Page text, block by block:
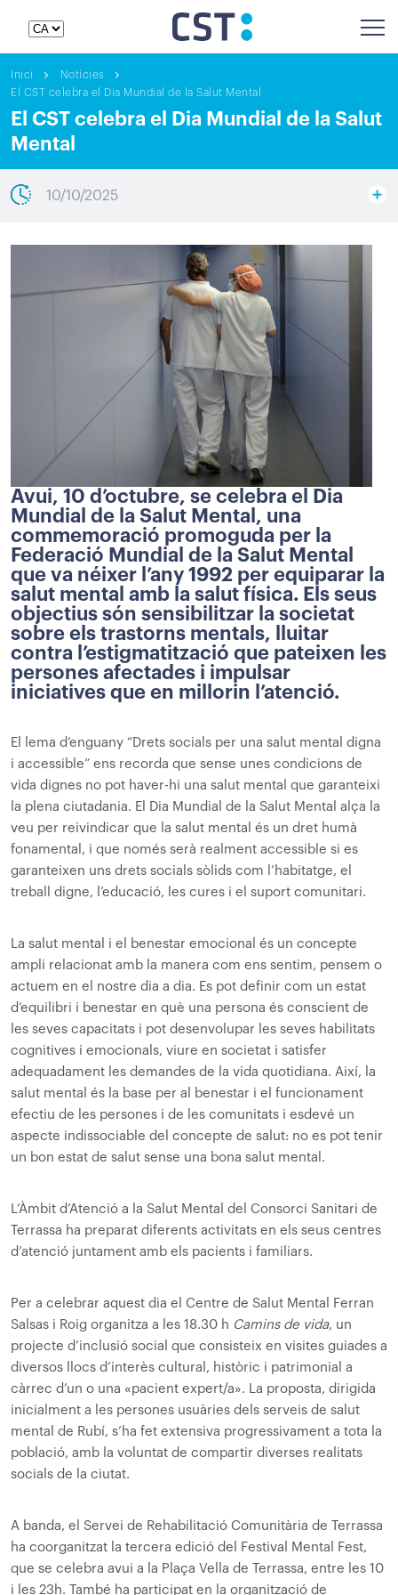
Inici
Notícies
El CST celebra el Dia Mundial de la Salut Mental
El CST celebra el Dia Mundial de la Salut
Mental
10/10/2025
Avui, 10 d’octubre, se celebra el Dia
Mundial de la Salut Mental, una
commemoració promoguda per la
Federació Mundial de la Salut Mental
que va néixer l’any 1992 per equiparar la
salut mental amb la salut física. Els seus
objectius són sensibilitzar la societat
sobre els trastorns mentals, lluitar
contra l’estigmatització que pateixen les
persones afectades i impulsar
iniciatives que en millorin l’atenció.
El lema d’enguany “Drets socials per una salut mental digna
i accessible” ens recorda que sense unes condicions de
vida dignes no pot haver-hi una salut mental que garanteixi
la plena ciutadania. El Dia Mundial de la Salut Mental alça la
veu per reivindicar que la salut mental és un dret humà
fonamental, i que només serà realment accessible si es
garanteixen uns drets socials sòlids com l’habitatge, el
treball digne, l’educació, les cures i el suport comunitari.
La salut mental i el benestar emocional és un concepte
ampli relacionat amb la manera com ens sentim, pensem o
actuem en el nostre dia a dia. Es pot definir com un estat
d’equilibri i benestar en què una persona és conscient de
les seves capacitats i pot desenvolupar les seves habilitats
cognitives i emocionals, viure en societat i satisfer
adequadament les demandes de la vida quotidiana. Així, la
salut mental és la base per al benestar i el funcionament
efectiu de les persones i de les comunitats i esdevé un
aspecte indissociable del concepte de salut: no es pot tenir
un bon estat de salut sense una bona salut mental.
L’Àmbit d’Atenció a la Salut Mental del Consorci Sanitari de
Terrassa ha preparat diferents activitats en els seus centres
d’atenció juntament amb els pacients i familiars.
Per a celebrar aquest dia el Centre de Salut Mental Ferran
Salsas i Roig organitza a les 18.30 h Camins de vida, un
projecte d’inclusió social que consisteix en visites guiades a
diversos llocs d’interès cultural, històric i patrimonial a
càrrec d’un o una «pacient expert/a». La proposta, dirigida
inicialment a les persones usuàries dels serveis de salut
mental de Rubí, s’ha fet extensiva progressivament a tota la
població, amb la voluntat de compartir diverses realitats
socials de la ciutat.
A banda, el Servei de Rehabilitació Comunitària de Terrassa
ha coorganitzat la tercera edició del Festival Mental Fest,
que se celebra avui a la Plaça Vella de Terrassa, entre les 10
i les 23h. També ha participat en la organització de